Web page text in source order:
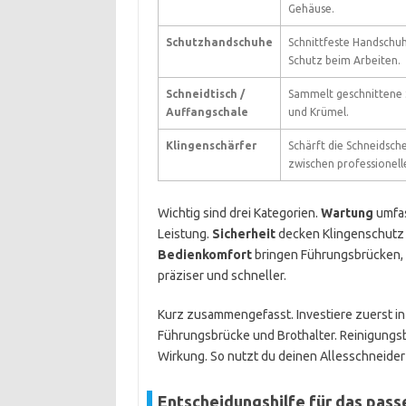
Gehäuse.
Schutzhandschuhe
Schnittfeste
Schutz beim Arbeiten.
Schneidtisch /
Auffangschale
Sammelt geschnittene
und Krümel.
Klingenschärfer
Schärft die
zwischen
Wichtig sind drei Kategorien. Wartung
Leistung. Sicherheitdecken Klingenschutz
Bedienkomfortbringen Führungsbrücken,
präziser und schneller.
Kurz zusammengefasst. Investiere zuerst
Führungsbrücke und Brothalter.
Wirkung. So nutzt du deinen
Entscheidungshilfe für das